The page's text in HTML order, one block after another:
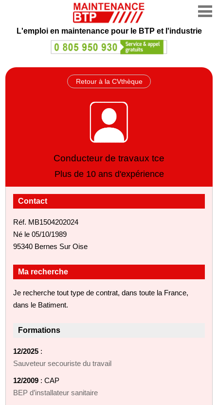
L'emploi en maintenance pour le BTP et l'industrie
Retour à la CVthèque
Conducteur de travaux tce
Plus de 10 ans d'expérience
Contact
Réf. MB1504202024
Né le 05/10/1989
95340 Bernes Sur Oise
Ma recherche
Je recherche tout type de contrat, dans toute la France,
dans le Batiment.
Formations
12/2025 :
Sauveteur secouriste du travail
12/2009 : CAP
BEP d’installateur sanitaire